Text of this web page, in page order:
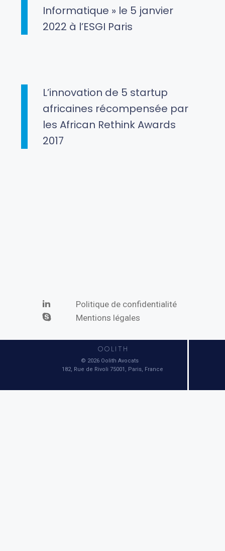
Informatique » le 5 janvier
2022 à l’ESGI Paris
L’innovation de 5 startup
africaines récompensée par
les African Rethink Awards
2017
Politique de confidentialité
Mentions légales
182, Rue de Rivoli 75001, Paris, France
© 2026 Oolith Avocats